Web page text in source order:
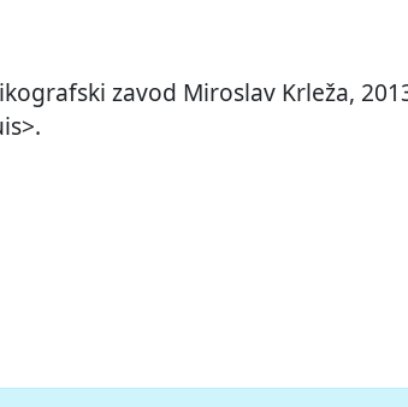
zavod Miroslav Krleža,